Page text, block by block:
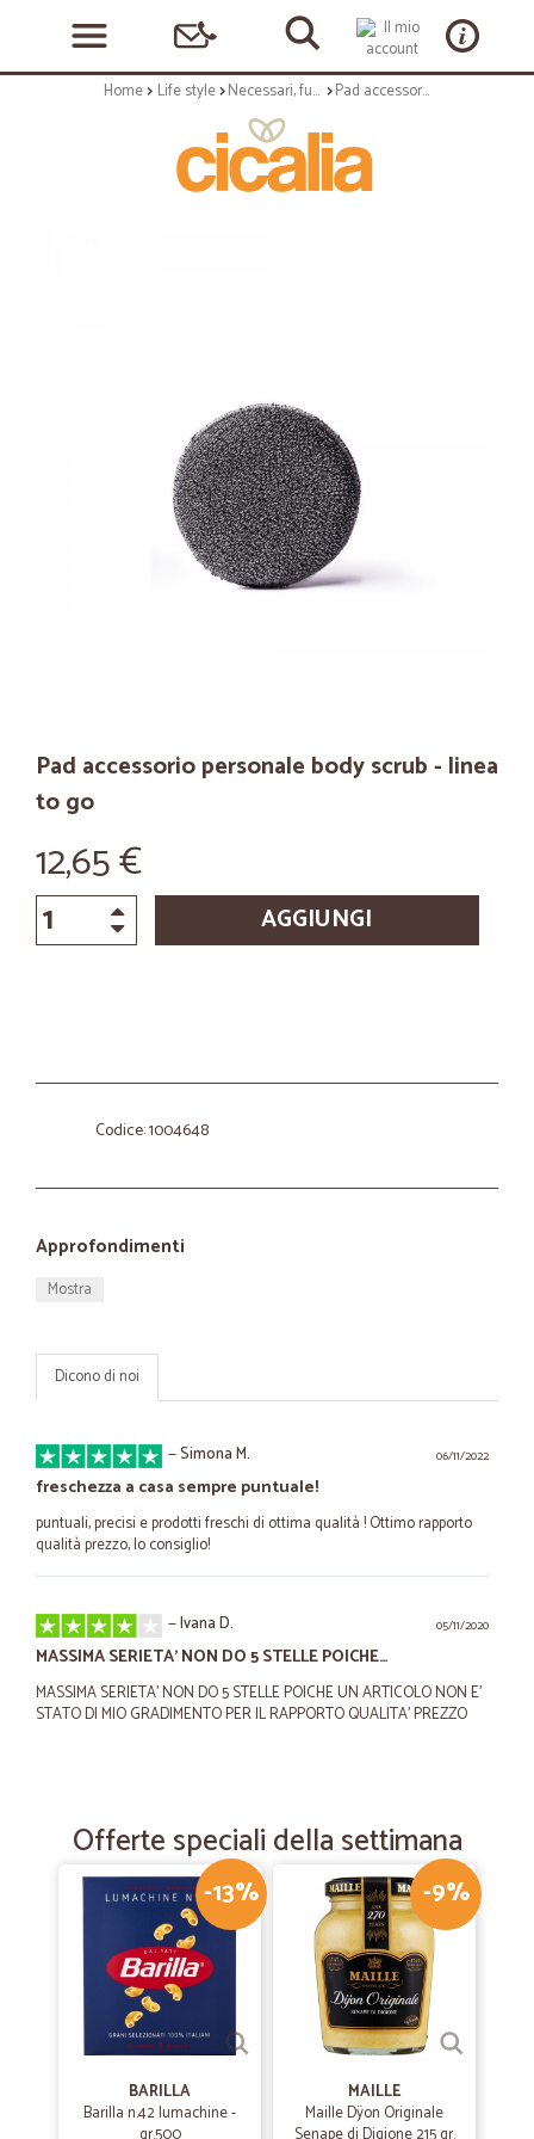
Home Life style Necessari, funzionali e quotidiani Pad accessorio personale body scrub - linea to go
Pad accessorio personale body scrub - linea
to go
12,65 €
AGGIUNGI
Codice: 1004648
Approfondimenti
Mostra
Dicono di noi
06/11/2022
—Simona M.
freschezza a casa sempre puntuale!
puntuali, precisi e prodotti freschi di ottima qualità ! Ottimo rapporto
qualità prezzo, lo consiglio!
05/11/2020
—Ivana D.
MASSIMA SERIETA' NON DO 5 STELLE POICHE…
MASSIMA SERIETA' NON DO 5 STELLE POICHE UN ARTICOLO NON E'
STATO DI MIO GRADIMENTO PER IL RAPPORTO QUALITA' PREZZO
Prodotti buoni e freschi
Prodotti buoni e freschi. Imballi perfetti, consegna nei tempi previsti.
Lo consiglio
—Rosita S.
SONO MOLTO SODDISFATTA DEL VS SERVIZIO…
SONO MOLTO SODDISFATTA DEL VS SERVIZIO puntuali nelle
consegne anche nel periodo di TUTTI IN CASA .
19/05/2020
—Patruzia C.
Offerte speciali della settimana
-13%
BARILLA
Barilla n.42 lumachine -
-9%
MAILLE
Maille Dÿon Originale